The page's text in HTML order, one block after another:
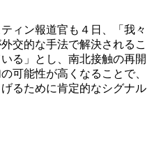
ィン報道官も４日、「我々
交的な手法で解決されるこ
る」とし、南北接触の再開
可能性が高くなることで、
るために肯定的なシグナル